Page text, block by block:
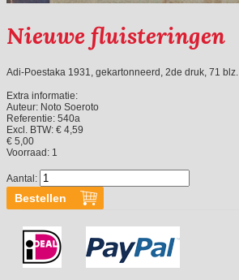
Nieuwe fluisteringen
Adi-Poestaka 1931, gekartonneerd, 2de druk, 71 blz.
Extra informatie:
Auteur: Noto Soeroto
Referentie: 540a
Excl. BTW: € 4,59
€ 5,00
Voorraad: 1
Aantal: